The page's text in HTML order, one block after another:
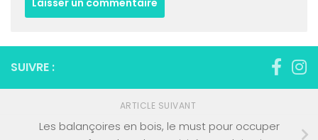
SUIVRE :
ARTICLE SUIVANT
Les balançoires en bois, le must pour occuper